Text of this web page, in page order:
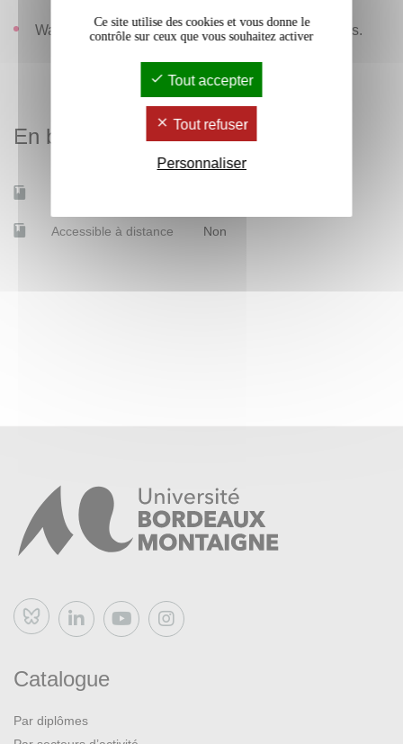
Wagner, P. (2014), Logique et philosophie, Ellipses.
En bref
Accessible à distance Non
Bluesky
Catalogue
Par diplômes
Ce site utilise des cookies et vous donne le
contrôle sur ceux que vous souhaitez activer
Tout accepter
Tout refuser
Personnaliser